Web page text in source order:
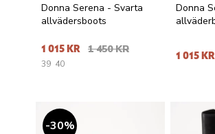
Donna Serena - Svarta
allvädersboots
1 015 KR 1 450 KR
39 40
Donna
1 015 KR
30%